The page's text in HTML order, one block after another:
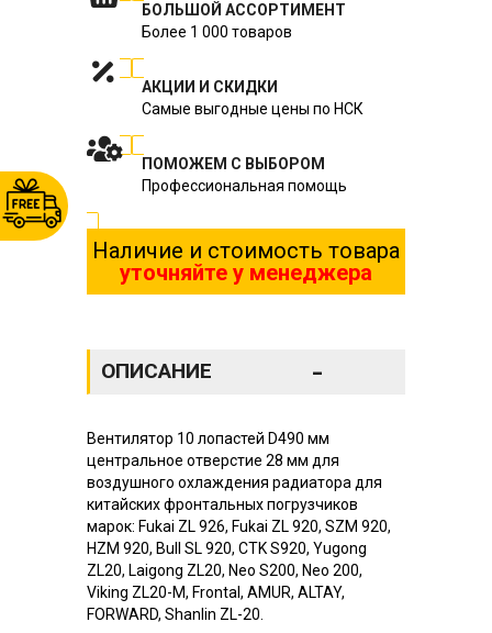
БОЛЬШОЙ АССОРТИМЕНТ
Более 1 000 товаров
АКЦИИ И СКИДКИ
Самые выгодные цены по НСК
ПОМОЖЕМ С ВЫБОРОМ
Профессиональная помощь
Наличие и стоимость товара
уточняйте у менеджера
ОПИСАНИЕ -
Вентилятор 10 лопастей D490 мм
центральное отверстие 28 мм для
воздушного охлаждения радиатора для
китайских фронтальных погрузчиков
марок: Fukai ZL 926, Fukai ZL 920, SZM 920,
HZM 920, Bull SL 920, CTK S920, Yugong
ZL20, Laigong ZL20, Neo S200, Neo 200,
Viking ZL20-M, Frontal, AMUR, ALTAY,
FORWARD, Shanlin ZL-20.